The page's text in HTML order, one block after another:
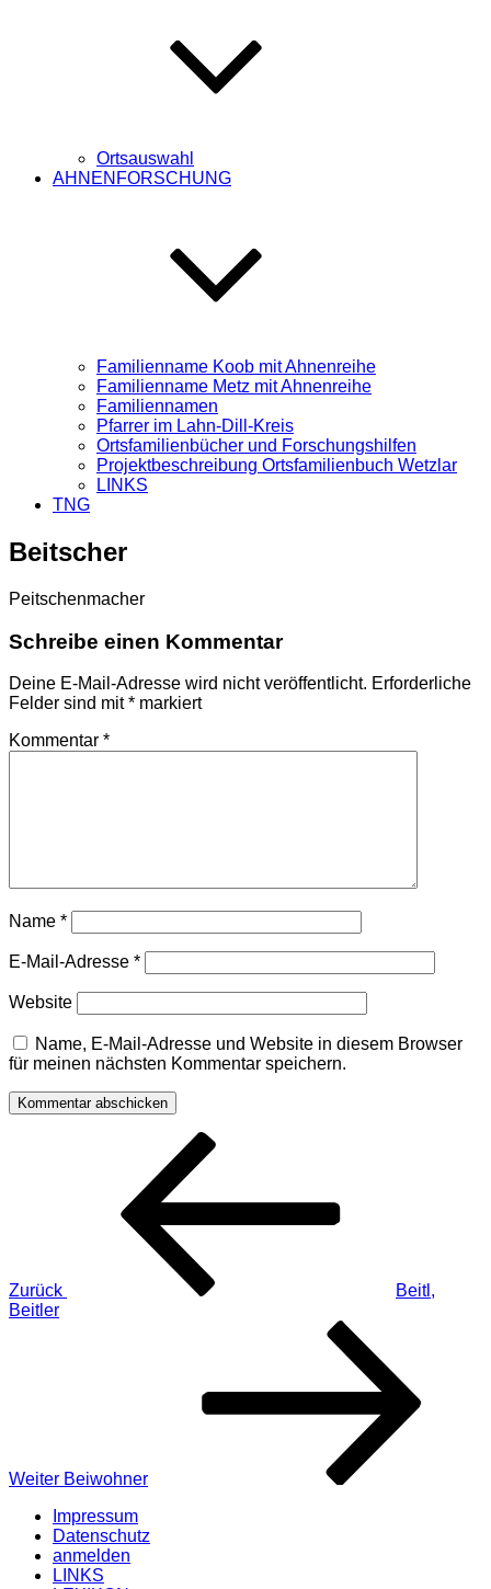
Ortsauswahl
AHNENFORSCHUNG
Familienname Koob mit Ahnenreihe
Familienname Metz mit Ahnenreihe
Familiennamen
Pfarrer im Lahn-Dill-Kreis
Ortsfamilienbücher und Forschungshilfen
Projektbeschreibung Ortsfamilienbuch Wetzlar
LINKS
TNG
Beitscher
Peitschenmacher
Schreibe einen Kommentar
Deine E-Mail-Adresse wird nicht veröffentlicht. Erforderliche
Felder sind mit* markiert
Kommentar *
Name *
E-Mail-Adresse *
Website
Name, E-Mail-Adresse und Website in diesem Browser
für meinen nächsten Kommentar speichern.
Beitragsnavigation
Zurück
Beitl,
Beitler
Weiter Beiwohner
Impressum
Datenschutz
anmelden
LINKS